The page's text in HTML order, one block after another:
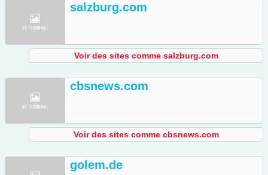
salzburg.com
Voir des sites comme salzburg.com
cbsnews.com
Voir des sites comme cbsnews.com
golem.de